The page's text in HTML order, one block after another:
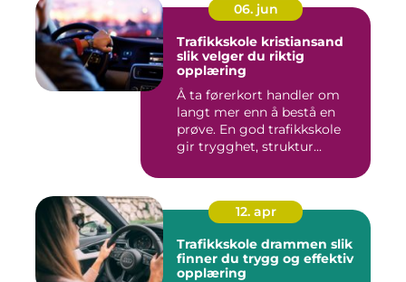
06. jun
Trafikkskole kristiansand
slik velger du riktig
opplæring
Å ta førerkort handler om
langt mer enn å bestå en
prøve. En god trafikkskole
gir trygghet, struktur...
12. apr
Trafikkskole drammen slik
finner du trygg og effektiv
opplæring